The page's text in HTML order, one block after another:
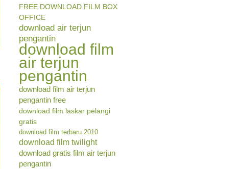
FREE DOWNLOAD FILM BOX
OFFICE
download air terjun
pengantin
download film
air terjun
pengantin
download film air terjun
pengantin free
download film laskar pelangi
gratis
download film terbaru 2010
download film twilight
download gratis film air terjun
pengantin